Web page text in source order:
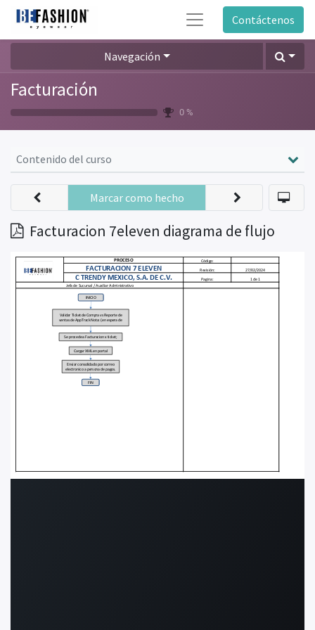
Contáctenos
Navegación
Facturación
0 %
Contenido del curso
Facturacion 7eleven diagrama de flujo
Marcar como hecho